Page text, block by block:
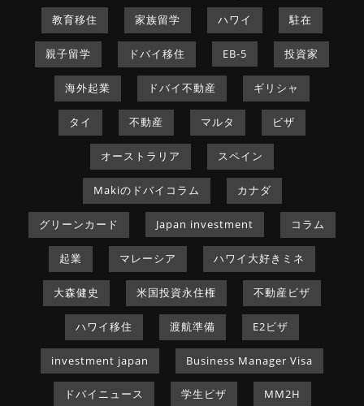
教育移住 家族留学 ハワイ 駐在
親子留学 ドバイ移住 EB-5 投資家
海外起業 ドバイ不動産 ギリシャ
タイ 不動産 マルタ ビザ
オーストラリア スペイン
Makiのドバイコラム カナダ
グリーンカード Japan investment コラム
起業 マレーシア ハワイ大好きミネ
大森健史 米国投資永住権 不動産ビザ
ハワイ移住 渡航準備 E2ビザ
investment japan Business Manager Visa
ドバイニュース 学生ビザ MM2H